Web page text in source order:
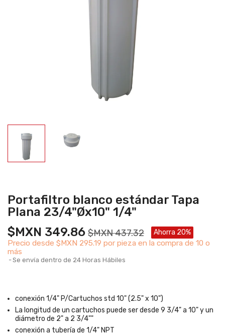
Portafiltro blanco estándar Tapa
Plana 23/4"Øx10" 1/4"
$MXN 349.86 $MXN 437.32 Ahorra 20%
Precio desde $MXN 295.19 por pieza en la compra de 10 o
más
Se envía dentro de 24 Horas Hábiles
conexión 1/4" P/Cartuchos std 10" (2.5" x 10")
La longitud de un cartuchos puede ser desde 9 3/4" a 10" y un
diámetro de 2" a 2 3/4""
conexión a tubería de 1/4" NPT